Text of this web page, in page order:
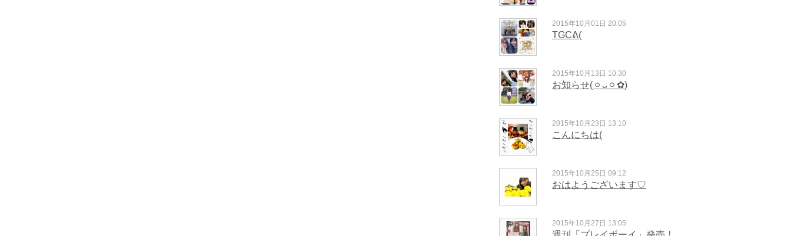
TGCᕕ(
2015年10月01日 20:05
お知らせ(ㆁᴗㆁ✿)
2015年10月13日 10:30
こんにちは(
2015年10月23日 13:10
おはようございます♡
2015年10月25日 09:12
2015年10月27日 13:05